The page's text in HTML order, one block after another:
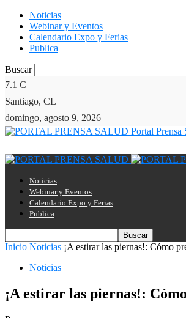
Noticias
Webinar y Eventos
Calendario Expo y Ferias
Publica
Buscar
7.1 C
Santiago, CL
domingo, agosto 9, 2026
Portal Prensa
Noticias
Webinar y Eventos
Calendario Expo y Ferias
Publica
Inicio Noticias ¡A estirar las piernas!: Cómo
Noticias
¡A estirar las piernas!: